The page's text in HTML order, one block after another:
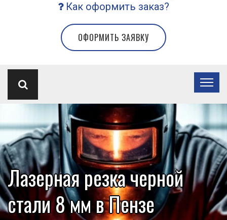
Как оформить заказ?
ОФОРМИТЬ ЗАЯВКУ
Лазерная резка черной
стали 8 мм в Пензе